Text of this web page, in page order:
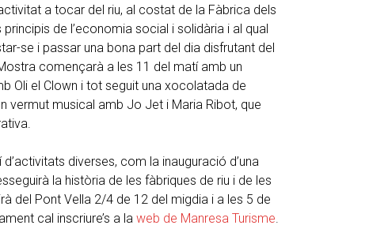
a tocar del riu, al costat de la Fàbrica dels
de l’economia social i solidària i al qual
se i passar una bona part del dia disfrutant del
començarà a les 11 del matí amb un
Oli el Clown i tot seguit una xocolatada de
vermut musical amb Jo Jet i Maria Ribot, que
diverses, com la inauguració d’una
la història de les fàbriques de riu i de les
del Pont Vella 2/4 de 12 del migdia i a les 5 de
cal inscriure’s a la web de Manresa Turisme.